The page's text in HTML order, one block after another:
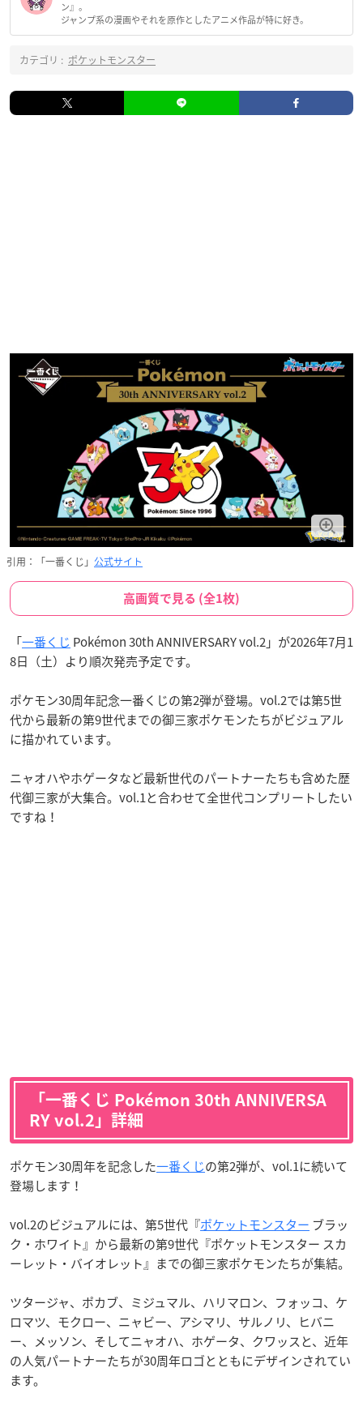
ン』。
ジャンプ系の漫画やそれを原作としたアニメ作品が特に好き。
カテゴリ : ポケットモンスター
引用：「一番くじ」 公式サイト
高画質で見る (全1枚)
「一番くじ Pokémon 30th ANNIVERSARY vol.2」が2026年7月1
8日（土）より順次発売予定です。
ポケモン30周年記念一番くじの第2弾が登場。vol.2では第5世
代から最新の第9世代までの御三家ポケモンたちがビジュアル
に描かれています。
ニャオハやホゲータなど最新世代のパートナーたちも含めた歴
代御三家が大集合。vol.1と合わせて全世代コンプリートしたい
ですね！
「一番くじ Pokémon 30th ANNIVERSA
RY vol.2」詳細
ポケモン30周年を記念した一番くじの第2弾が、vol.1に続いて
登場します！
vol.2のビジュアルには、第5世代『ポケットモンスター ブラッ
ク・ホワイト』から最新の第9世代『ポケットモンスター スカ
ーレット・バイオレット』までの御三家ポケモンたちが集結。
ツタージャ、ポカブ、ミジュマル、ハリマロン、フォッコ、ケ
ロマツ、モクロー、ニャビー、アシマリ、サルノリ、ヒバニ
ー、メッソン、そしてニャオハ、ホゲータ、クワッスと、近年
の人気パートナーたちが30周年ロゴとともにデザインされてい
ます。